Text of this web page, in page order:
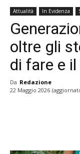
Attualità In Evidenza
oltre gli
di fare e
Da Redazione
22 Maggio 2026